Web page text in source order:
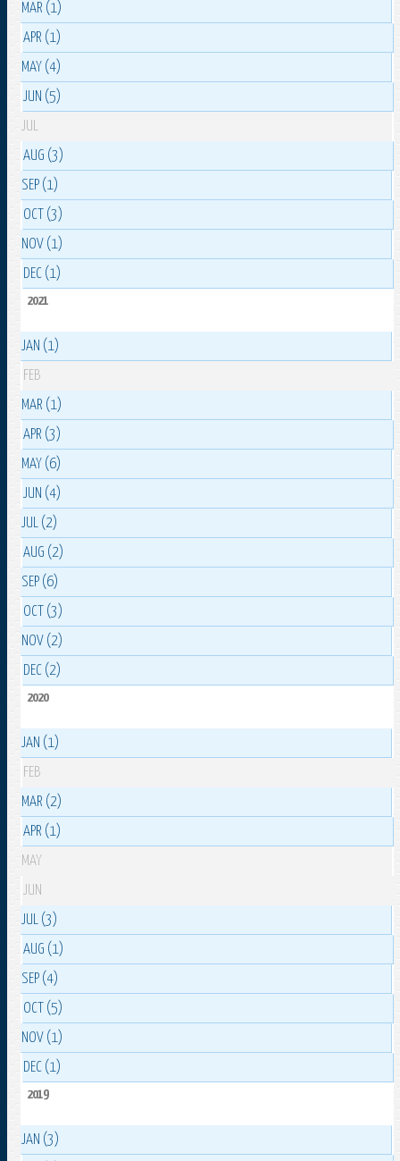
MAR (1)
APR (1)
MAY (4)
JUN (5)
JUL
AUG (3)
SEP (1)
OCT (3)
NOV (1)
DEC (1)
2021
JAN (1)
FEB
MAR (1)
APR (3)
MAY (6)
JUN (4)
JUL (2)
AUG (2)
SEP (6)
OCT (3)
NOV (2)
DEC (2)
2020
JAN (1)
FEB
MAR (2)
APR (1)
MAY
JUN
JUL (3)
AUG (1)
SEP (4)
OCT (5)
NOV (1)
DEC (1)
2019
JAN (3)